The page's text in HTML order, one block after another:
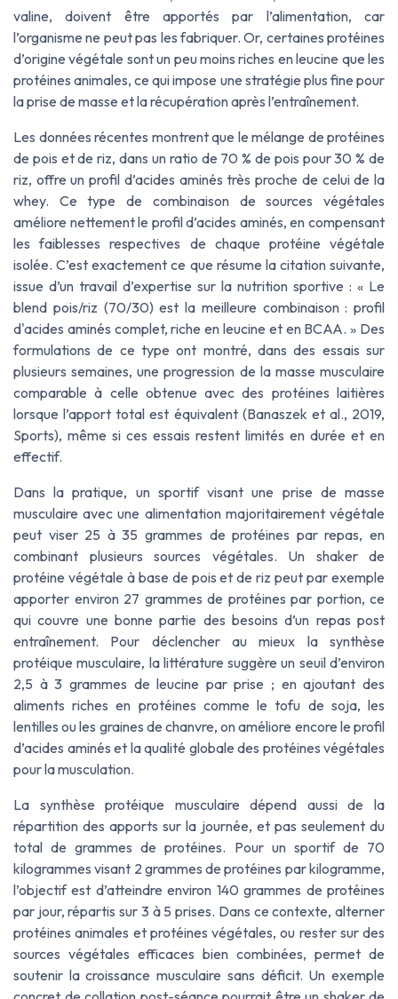
valine, doivent être apportés par l’alimentation, car
l’organisme ne peut pas les fabriquer. Or, certaines protéines
d’origine végétale sont un peu moins riches en leucine que les
protéines animales, ce qui impose une stratégie plus fine pour
la prise de masse et la récupération après l’entraînement.
Les données récentes montrent que le mélange de protéines
de pois et de riz, dans un ratio de 70 % de pois pour 30 % de
riz, offre un profil d’acides aminés très proche de celui de la
whey. Ce type de combinaison de sources végétales
améliore nettement le profil d’acides aminés, en compensant
les faiblesses respectives de chaque protéine végétale
isolée. C’est exactement ce que résume la citation suivante,
issue d’un travail d’expertise sur la nutrition sportive : « Le
blend pois/riz (70/30) est la meilleure combinaison : profil
d'acides aminés complet, riche en leucine et en BCAA. » Des
formulations de ce type ont montré, dans des essais sur
plusieurs semaines, une progression de la masse musculaire
comparable à celle obtenue avec des protéines laitières
lorsque l’apport total est équivalent (Banaszek et al., 2019,
Sports), même si ces essais restent limités en durée et en
effectif.
Dans la pratique, un sportif visant une prise de masse
musculaire avec une alimentation majoritairement végétale
peut viser 25 à 35 grammes de protéines par repas, en
combinant plusieurs sources végétales. Un shaker de
protéine végétale à base de pois et de riz peut par exemple
apporter environ 27 grammes de protéines par portion, ce
qui couvre une bonne partie des besoins d’un repas post
entraînement. Pour déclencher au mieux la synthèse
protéique musculaire, la littérature suggère un seuil d’environ
2,5 à 3 grammes de leucine par prise ; en ajoutant des
aliments riches en protéines comme le tofu de soja, les
lentilles ou les graines de chanvre, on améliore encore le profil
d’acides aminés et la qualité globale des protéines végétales
pour la musculation.
La synthèse protéique musculaire dépend aussi de la
répartition des apports sur la journée, et pas seulement du
total de grammes de protéines. Pour un sportif de 70
kilogrammes visant 2 grammes de protéines par kilogramme,
l’objectif est d’atteindre environ 140 grammes de protéines
par jour, répartis sur 3 à 5 prises. Dans ce contexte, alterner
protéines animales et protéines végétales, ou rester sur des
sources végétales efficaces bien combinées, permet de
soutenir la croissance musculaire sans déficit. Un exemple